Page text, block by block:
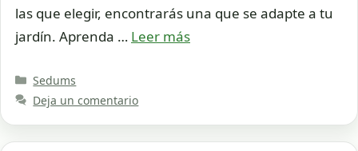
las que elegir, encontrarás una que se adapte a tu
jardín. Aprenda … Leer más
Categorías
Sedums
Deja un comentario